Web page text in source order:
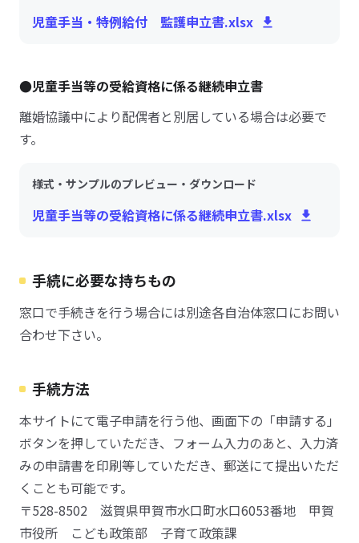
児童手当・特例給付 監護申立書.xlsx
●児童手当等の受給資格に係る継続申立書
離婚協議中により配偶者と別居している場合は必要で
す。
様式・サンプルのプレビュー・ダウンロード
児童手当等の受給資格に係る継続申立書.xlsx
手続に必要な持ちもの
窓口で手続きを行う場合には別途各自治体窓口にお問い
合わせ下さい。
手続方法
本サイトにて電子申請を行う他、画面下の「申請する」
ボタンを押していただき、フォーム入力のあと、入力済
みの申請書を印刷等していただき、郵送にて提出いただ
くことも可能です。
〒528-8502 滋賀県甲賀市水口町水口6053番地 甲賀
市役所 こども政策部 子育て政策課